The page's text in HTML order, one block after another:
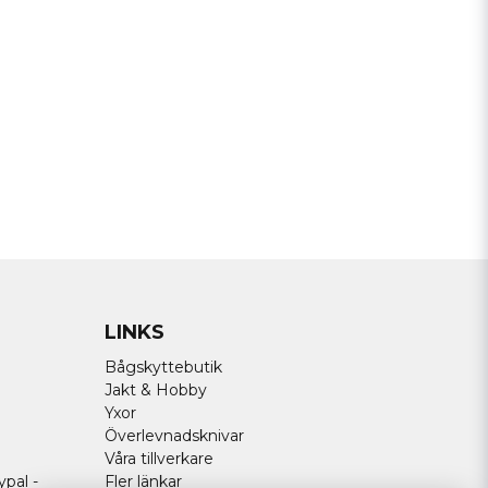
-
LINKS
Bågskyttebutik
Jakt & Hobby
Yxor
Överlevnadsknivar
Våra tillverkare
Fler länkar